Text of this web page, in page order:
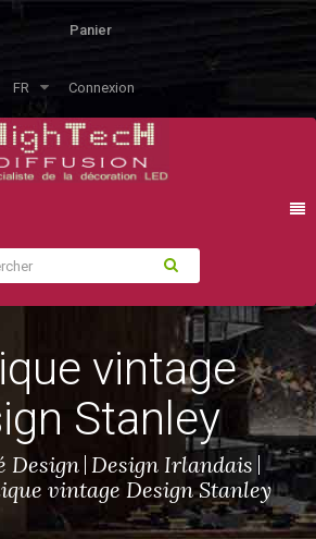
Panier
FR Connexion
vintage
Stanley
Design Design Irlandais
vintage Design Stanley